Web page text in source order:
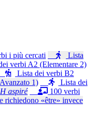
i più cercati
Lista
verbi A2 (Elementare 2)
Lista dei verbi B2
1)
Lista dei
H aspiré
100 verbi
richiedono «être» invece